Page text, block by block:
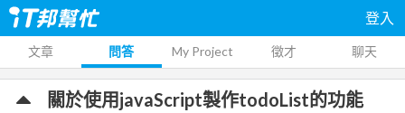
登入
文章 問答 My Project 徵才 聊天
關於使用javaScript製作todoList的功能